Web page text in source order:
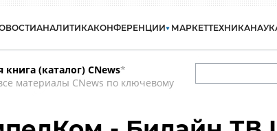
АНАЛИТИКАКОНФЕРЕНЦИИ МАРКЕТТЕХНИКА
книга (каталог) CNews*
материалы CNews по ключевому